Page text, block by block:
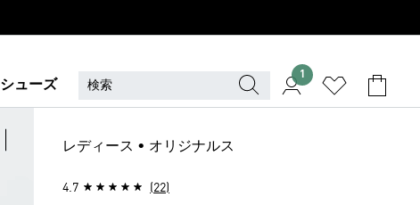
シューズ
1
レディース • オリジナルス
4.7 (22)